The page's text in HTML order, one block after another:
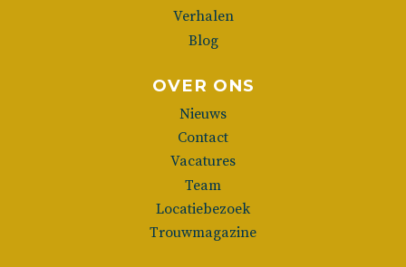
Verhalen
Blog
OVER ONS
Nieuws
Contact
Vacatures
Team
Locatiebezoek
Trouwmagazine